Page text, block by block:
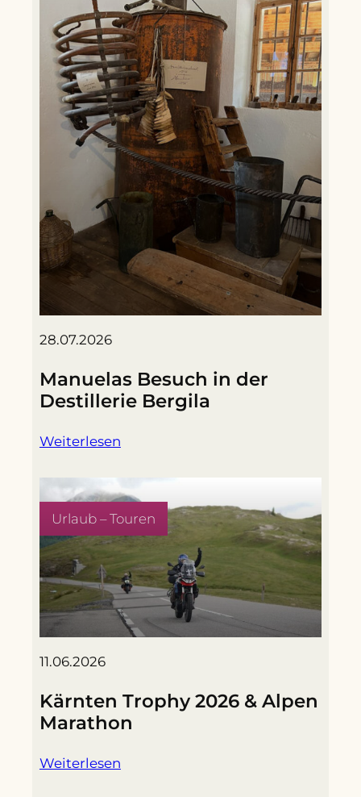
28.07.2026
Manuelas Besuch in der
Destillerie Bergila
Weiterlesen
11.06.2026
Kärnten Trophy 2026 & Alpen
Marathon
Weiterlesen
Urlaub – Touren